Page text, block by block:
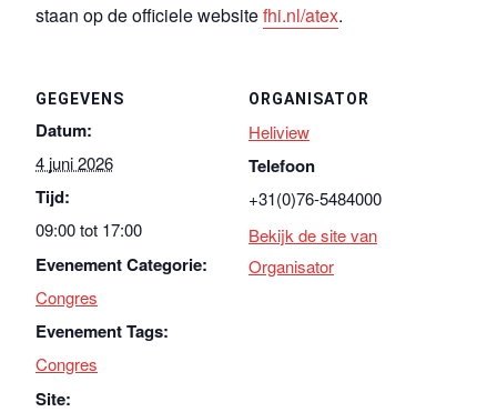
staan op de officiele websitefhi.nl/atex.
GEGEVENS
Datum:
4 juni 2026
Tijd:
09:00 tot 17:00
Evenement Categorie:
Congres
Evenement Tags:
Congres
Site:
ORGANISATOR
Heliview
Telefoon
+31(0)76-5484000
Bekijk de site van
Organisator